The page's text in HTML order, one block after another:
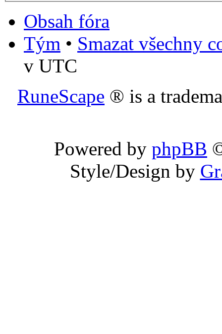
Obsah fóra
Tým • Smazat všechny
v UTC
RuneScape ® is a
Powered by phpBB
Style/Design by